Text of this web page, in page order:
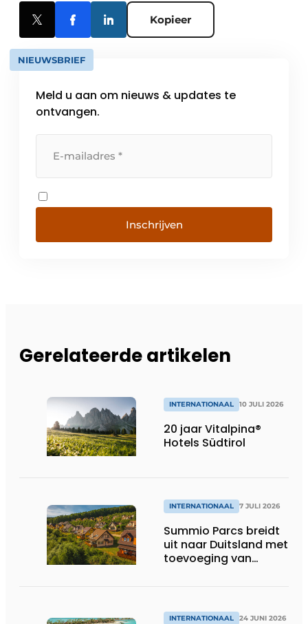
Kopieer
NIEUWSBRIEF
Meld u aan om nieuws & updates te
ontvangen.
Inschrijven
Gerelateerde artikelen
INTERNATIONAAL 10 JULI 2026
20 jaar Vitalpina®
Hotels Südtirol
INTERNATIONAAL 7 JULI 2026
Summio Parcs breidt
uit naar Duitsland met
toevoeging van
INTERNATIONAAL 24 JUNI 2026